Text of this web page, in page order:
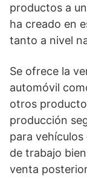
productos a
ha creado en
tanto a nivel
Se ofrece la
automóvil
otros
producción
para
de trabajo
venta